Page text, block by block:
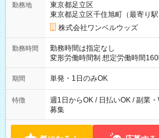
勤務地
東京都足立区
東京都足立区千住旭町（最寄り駅
株式会社ワンベルウッズ
勤務時間
勤務時間は指定なし
変形労働時間制 想定労働時間160時間/月 【シフト
～21：00
期間 単発・1日のみOK
特徴
週1日からOK / 日払いOK / 副業
募集